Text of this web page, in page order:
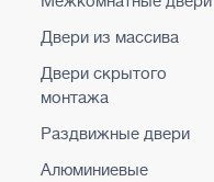
Двери из массива
Двери скрытого
монтажа
Раздвижные двери
Алюминиевые